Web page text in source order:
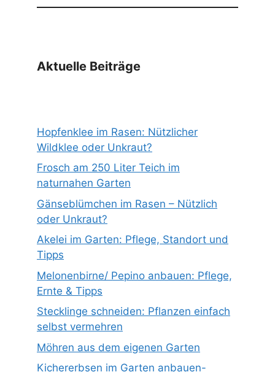
Aktuelle Beiträge
Hopfenklee im Rasen: Nützlicher
Wildklee oder Unkraut?
Frosch am 250 Liter Teich im
naturnahen Garten
Gänseblümchen im Rasen – Nützlich
oder Unkraut?
Akelei im Garten: Pflege, Standort und
Tipps
Melonenbirne/ Pepino anbauen: Pflege,
Ernte & Tipps
Stecklinge schneiden: Pflanzen einfach
selbst vermehren
Möhren aus dem eigenen Garten
Kichererbsen im Garten anbauen-